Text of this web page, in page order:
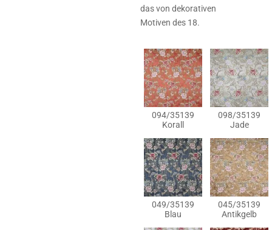
das von dekorativen
Motiven des 18.
094/35139
Korall
098/35139
Jade
049/35139
Blau
045/35139
Antikgelb